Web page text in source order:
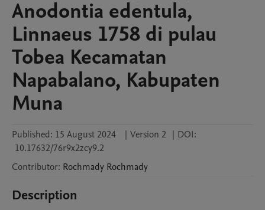
Anodontia edentula,
Linnaeus 1758 di pulau
Tobea Kecamatan
Napabalano, Kabupaten
Muna
Published: 15 August 2024 | Version 2 | DOI:
10.17632/76r9x2zcy9.2
Contributor: Rochmady Rochmady
Description